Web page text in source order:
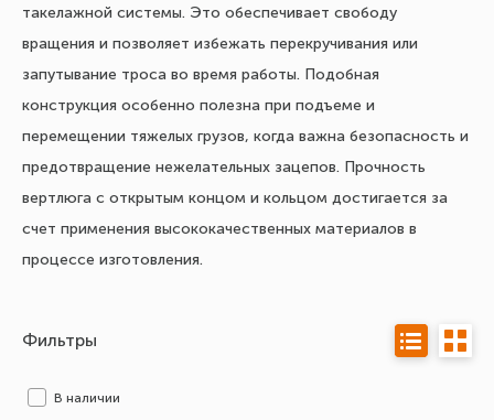
такелажной системы. Это обеспечивает свободу
вращения и позволяет избежать перекручивания или
запутывание троса во время работы. Подобная
конструкция особенно полезна при подъеме и
перемещении тяжелых грузов, когда важна безопасность и
предотвращение нежелательных зацепов. Прочность
вертлюга с открытым концом и кольцом достигается за
счет применения высококачественных материалов в
процессе изготовления.
Фильтры
В наличии